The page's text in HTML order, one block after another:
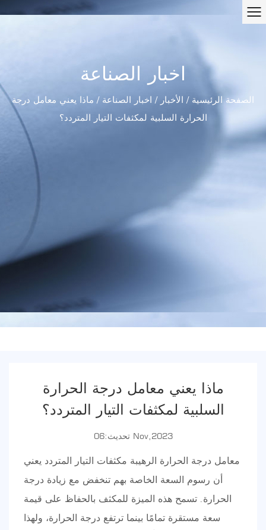
اخبار الصناعة
الصفحة الرئيسية / الأخبار / اخبار الصناعة / ماذا يعني معامل درجة
الحرارة السلبية لمكثفات التيار المتردد؟
ماذا يعني معامل درجة الحرارة
السلبية لمكثفات التيار المتردد؟
تحديث:06 Nov,2023
معامل درجة الحرارة الرهيبة مكثفات التيار المتردد يعني
أن رسوم السعة الخاصة بهم تنخفض مع زيادة درجة
الحرارة. تسمح هذه الميزة للمكثف بالحفاظ على قيمة
سعة مستقرة تمامًا بينما ترتفع درجة الحرارة، ولهذا